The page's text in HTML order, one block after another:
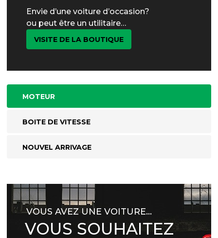
Envie d’une voiture d’occasion?
ou peut être un utilitaire…
VISITE DE LA BOUTIQUE
MOTEUR
BOITE DE VITESSE
NOUVEL ARRIVAGE
VOUS AVEZ UNE VOITURE…
VOUS SOUHAITEZ